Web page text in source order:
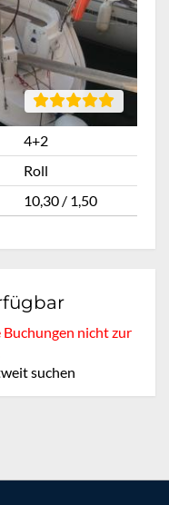
4+2
Roll
10,30 / 1,50
nicht zur
suchen